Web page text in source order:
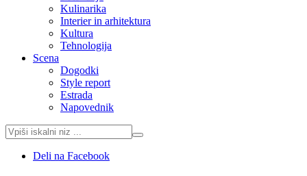
Kulinarika
Interier in arhitektura
Kultura
Tehnologija
Scena
Dogodki
Style report
Estrada
Napovednik
Deli na Facebook